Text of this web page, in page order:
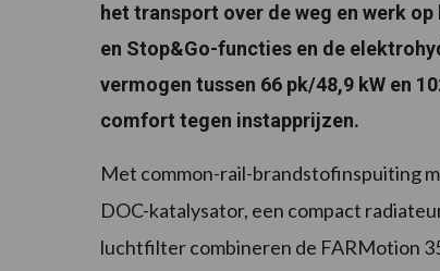
het transport over de weg en werk
en Stop&Go-functies en de
vermogen tussen 66 pk/48,9 kW en
comfort tegen instapprijzen.
Met common-rail-brandstofinspuiting
DOC-katalysator, een compact
luchtfilter combineren de FARMotion